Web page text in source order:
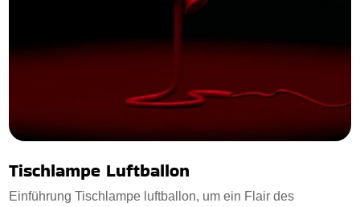
Tischlampe Luftballon
Einführung Tischlampe luftballon, um ein Flair des